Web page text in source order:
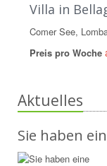
Villa in
Comer See,
Preis pro Woche
Aktuelles
Sie haben